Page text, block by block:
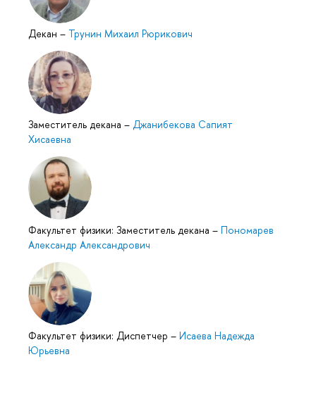
Декан – Трунин Михаил Рюрикович
Заместитель декана – Джанибекова Сапият
Хисаевна
Факультет физики: Заместитель декана – Пономарев
Александр Александрович
Факультет физики: Диспетчер – Исаева Надежда
Юрьевна